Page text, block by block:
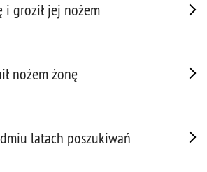
i groził jej nożem
nożem żonę
latach poszukiwań